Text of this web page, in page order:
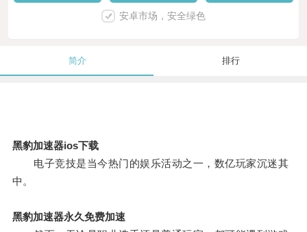
安卓市场，安全绿色
简介 排行
黑豹加速器ios下载
电子竞技是当今热门的娱乐活动之一，数亿玩家沉迷其
中。
黑豹加速器永久免费加速